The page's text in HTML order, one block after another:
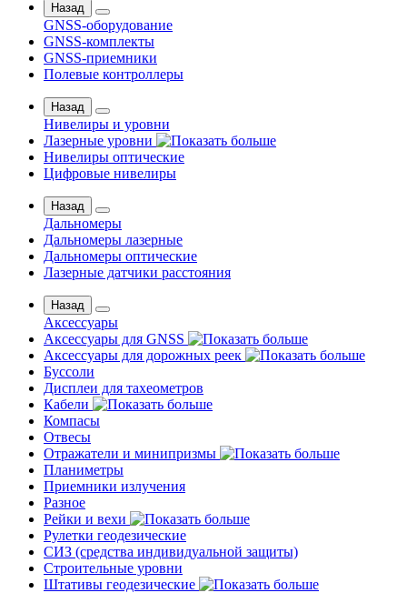
Назад
GNSS-оборудование
GNSS-комплекты
GNSS-приемники
Полевые контроллеры
Назад
Нивелиры и уровни
Лазерные уровни
Нивелиры оптические
Цифровые нивелиры
Назад
Дальномеры
Дальномеры лазерные
Дальномеры оптические
Лазерные датчики расстояния
Назад
Аксессуары
Аксессуары для GNSS
Аксессуары для дорожных реек
Буссоли
Дисплеи для тахеометров
Кабели
Компасы
Отвесы
Отражатели и минипризмы
Планиметры
Приемники излучения
Разное
Рейки и вехи
Рулетки геодезические
СИЗ (средства индивидуальной защиты)
Строительные уровни
Штативы геодезические